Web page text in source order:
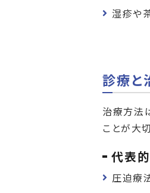
湿疹や
診療と
治療方法
ことが大
代表
圧迫療